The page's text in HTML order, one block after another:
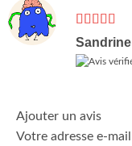
Note4
sur 5
Sandrine
Ajouter un avis
Votre adresse e-